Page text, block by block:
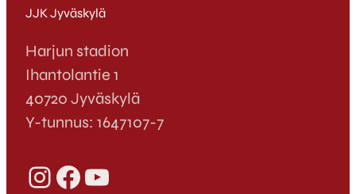
JJK Jyväskylä
Harjun stadion
Ihantolantie 1
40720 Jyväskylä
Y-tunnus: 1647107-7
InstagramFacebook YouTube